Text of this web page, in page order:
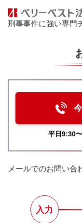
刑事事件に強い専門
平日9:30
メールでのお問い合
入力